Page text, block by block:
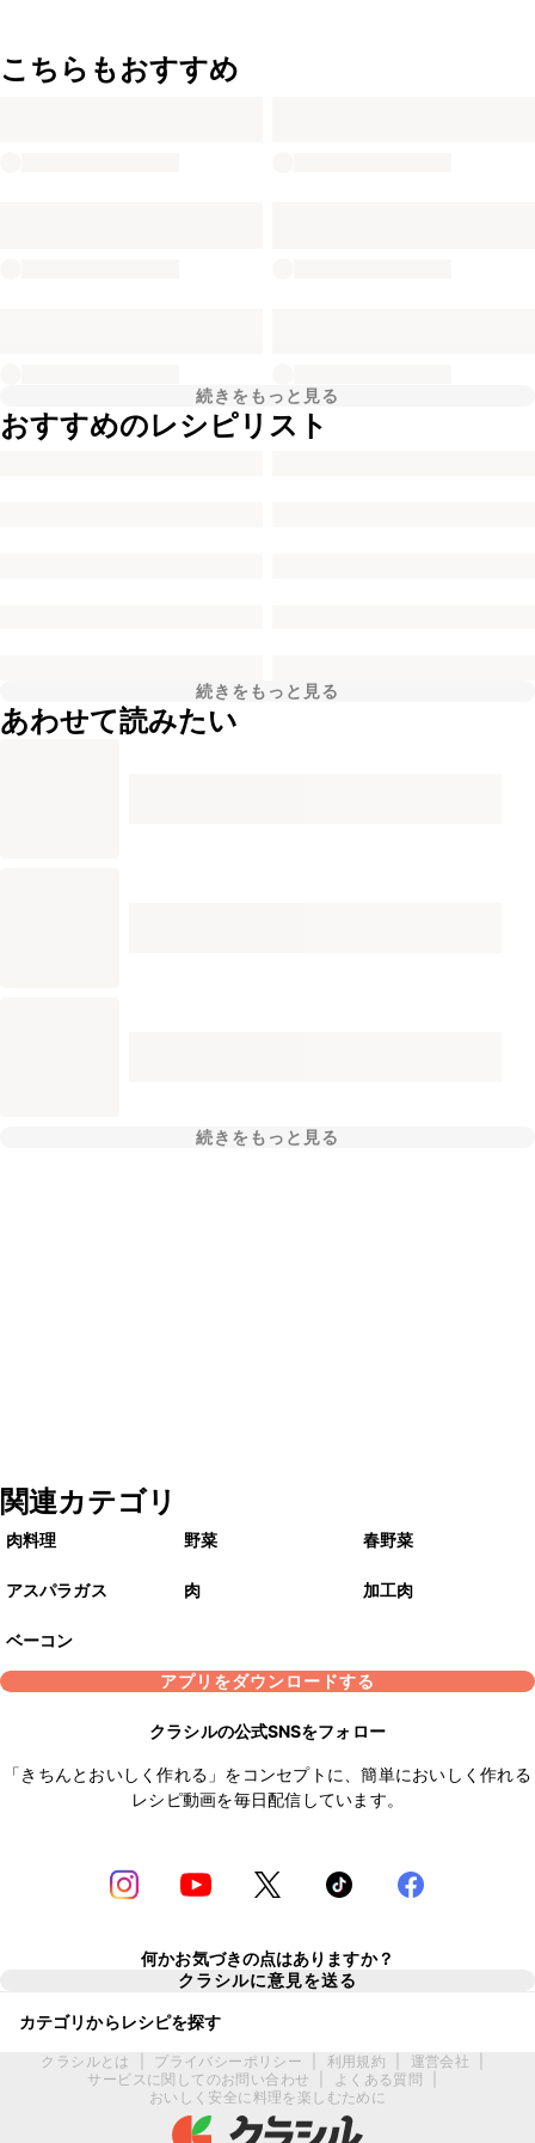
こちらもおすすめ
続きをもっと見る
おすすめのレシピリスト
続きをもっと見る
あわせて読みたい
続きをもっと見る
関連カテゴリ
肉料理 野菜 春野菜
アスパラガス 肉 加工肉
ベーコン
アプリをダウンロードする
クラシルの公式SNSをフォロー
「きちんとおいしく作れる」をコンセプトに、簡単においしく作れる
レシピ動画を毎日配信しています。
何かお気づきの点はありますか？
クラシルに意見を送る
カテゴリからレシピを探す
クラシルとは プライバシーポリシー 利用規約 運営会社
サービスに関してのお問い合わせ
よくある質問
おいしく安全に料理を楽しむために